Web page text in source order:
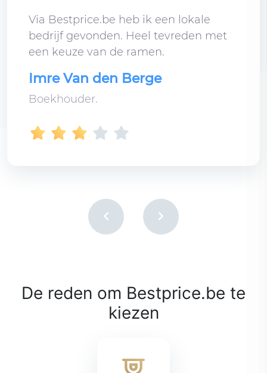
Via Bestprice.be heb ik een lokale
bedrijf gevonden. Heel tevreden met
een keuze van de ramen.
Imre Van den Berge
Boekhouder.
De reden om Bestprice.be te
kiezen